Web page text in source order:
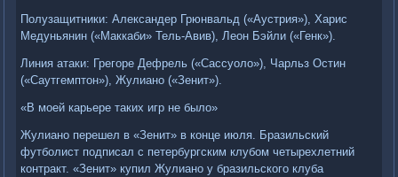
Полузащитники: Александер Грюнвальд («Аустрия»), Харис
Медуньянин («Маккаби» Тель-Авив), Леон Бэйли («Генк»).
Линия атаки: Грегоре Дефрель («Сассуоло»), Чарльз Остин
(«Саутгемптон»), Жулиано («Зенит»).
«В моей карьере таких игр не было»
Жулиано перешел в «Зенит» в конце июля. Бразильский
футболист подписал с петербургским клубом четырехлетний
контракт. «Зенит» купил Жулиано у бразильского клуба